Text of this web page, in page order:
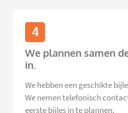
4
We plannen samen
in.
We hebben een geschikte
We nemen telefonisch
eerste bijles in te plannen.